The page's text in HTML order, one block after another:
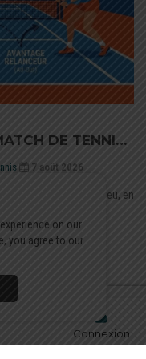
DE TENNIS :
7 août 2026
points (15, 30, 40) au jeu, en
du jeu décisif
et origine du terme love
Connexion
on our
you agree to our